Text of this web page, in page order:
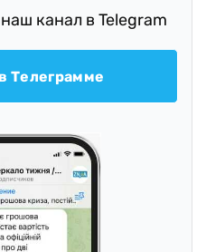
канал в Telegram
Телеграмме